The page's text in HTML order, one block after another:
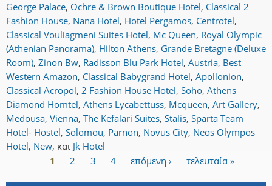
George Palace, Ochre & Brown Boutique Hotel, Classical 2
Fashion House, Nana Hotel, Hotel Pergamos, Centrotel,
Classical Vouliagmeni Suites Hotel, Mc Queen, Royal Olympic
(Athenian Panorama), Hilton Athens, Grande Bretagne (Deluxe
Room), Zinon Bw, Radisson Blu Park Hotel, Austria, Best
Western Amazon, Classical Babygrand Hotel, Apollonion,
Classical Acropol, 2 Fashion House Hotel, Soho, Athens
Diamond Homtel, Athens Lycabettuss, Mcqueen, Art Gallery,
Medousa, Vienna, The Kefalari Suites, Stalis, Sparta Team
Hotel- Hostel, Solomou, Parnon, Novus City, Neos Olympos
Hotel, New, και Jk Hotel
1 2 3 4 επόμενη › τελευταία »